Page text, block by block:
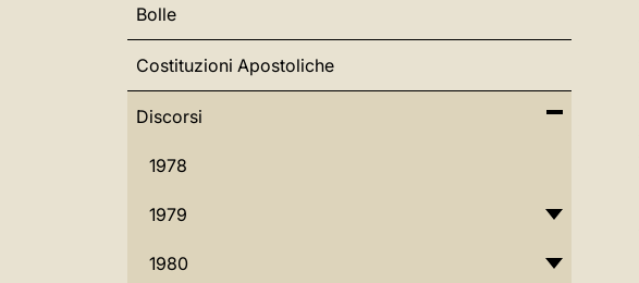
Bolle
Costituzioni Apostoliche
Discorsi
1978
1979
1980